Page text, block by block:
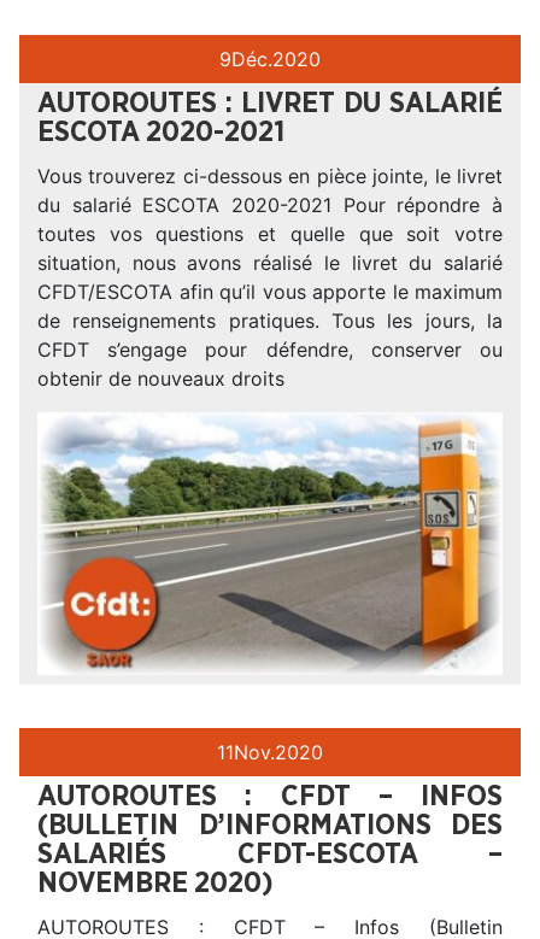
9Déc.2020
AUTOROUTES : LIVRET DU SALARIÉ
ESCOTA 2020-2021
Vous trouverez ci-dessous en pièce jointe, le livret
du salarié ESCOTA 2020-2021 Pour répondre à
toutes vos questions et quelle que soit votre
situation, nous avons réalisé le livret du salarié
CFDT/ESCOTA afin qu’il vous apporte le maximum
de renseignements pratiques. Tous les jours, la
CFDT s’engage pour défendre, conserver ou
obtenir de nouveaux droits
11Nov.2020
AUTOROUTES : CFDT – INFOS
(BULLETIN D’INFORMATIONS DES
SALARIÉS CFDT-ESCOTA –
NOVEMBRE 2020)
AUTOROUTES : CFDT – Infos (Bulletin